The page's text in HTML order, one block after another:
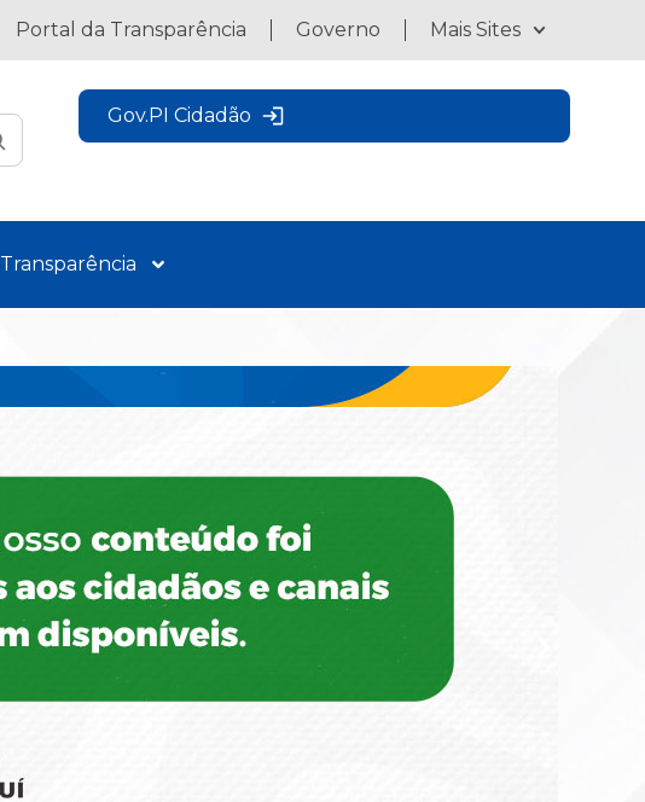
Portal da Transparência Governo Mais Sites
Gov.PI Cidadão
Transparência